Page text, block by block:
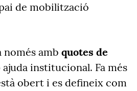
de mobilització
amb quotes de
ajuda institucional. Fa més
obert i es defineix com